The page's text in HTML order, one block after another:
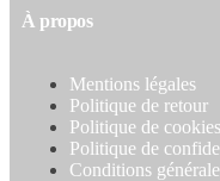
À propos
Mentions légales
Politique de retour
Politique de cookies
Politique de
Conditions